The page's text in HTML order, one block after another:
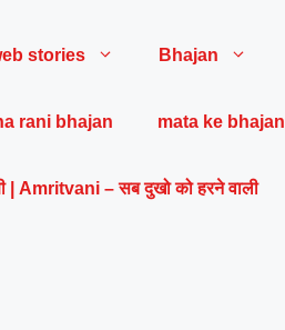
stories Bhajan
rani bhajan mata ke bhajan
| Amritvani – सब दुखो को हरने वाली